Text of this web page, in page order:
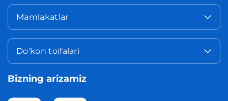
Mamlakatlar
Do'kon toifalari
Bizning arizamiz